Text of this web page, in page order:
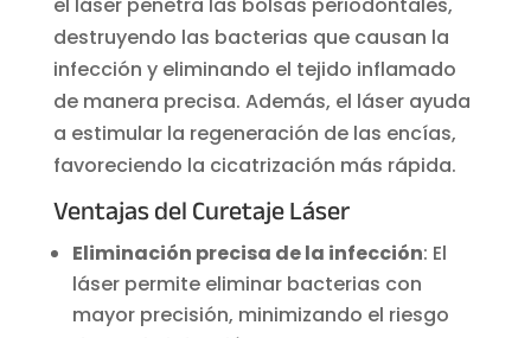
el láser penetra las bolsas periodontales,
destruyendo las bacterias que causan la
infección y eliminando el tejido inflamado
de manera precisa. Además, el láser ayuda
a estimular la regeneración de las encías,
favoreciendo la cicatrización más rápida.
Ventajas del Curetaje Láser
Eliminación precisa de la infección: El
láser permite eliminar bacterias con
mayor precisión, minimizando el riesgo